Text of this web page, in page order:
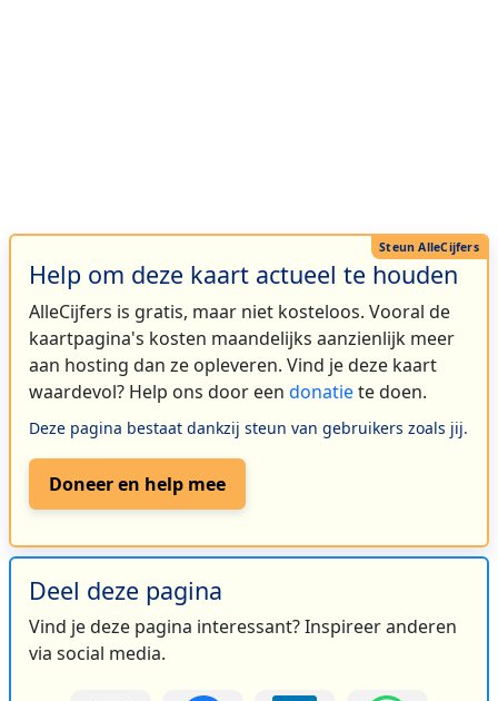
Help om deze kaart actueel te houden
AlleCijfers is gratis, maar niet kosteloos. Vooral de
kaartpagina's kosten maandelijks aanzienlijk meer
aan hosting dan ze opleveren. Vind je deze kaart
waardevol? Help ons door een donatiete doen.
Deze pagina bestaat dankzij steun van gebruikers zoals jij.
Doneer en help mee
Deel deze pagina
Vind je deze pagina interessant? Inspireer anderen
via social media.